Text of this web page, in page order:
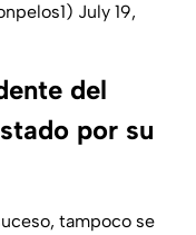
July 19,
del
por su
tampoco se